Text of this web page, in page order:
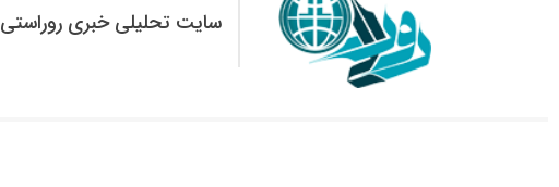
سایت تحلیلی خبری روراستی